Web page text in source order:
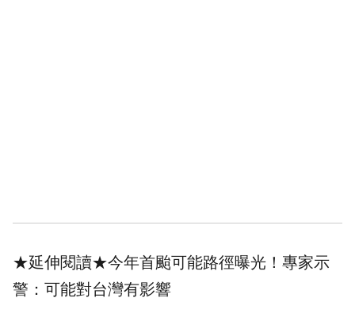
★延伸閱讀★今年首颱可能路徑曝光！專家示
警：可能對台灣有影響